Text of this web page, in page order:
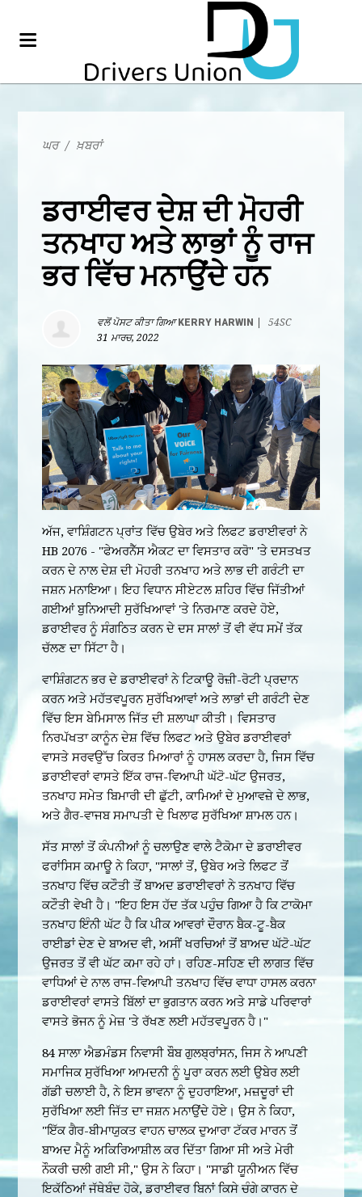
ਘਰ / ਖ਼ਬਰਾਂ
ਡਰਾਈਵਰ ਦੇਸ਼ ਦੀ ਮੋਹਰੀ
ਤਨਖਾਹ ਅਤੇ ਲਾਭਾਂ ਨੂੰ ਰਾਜ
ਭਰ ਵਿੱਚ ਮਨਾਉਂਦੇ ਹਨ
ਵਲੋਂ ਪੋਸਟ ਕੀਤਾ ਗਿਆ KERRY HARWIN
54SC
31 ਮਾਰਚ, 2022
ਅੱਜ, ਵਾਸ਼ਿੰਗਟਨ ਪ੍ਰਾਂਤ ਵਿੱਚ ਉਬੇਰ ਅਤੇ ਲਿਫਟ ਡਰਾਈਵਰਾਂ ਨੇ
HB 2076 - "ਫੇਅਰਨੈੱਸ ਐਕਟ ਦਾ ਵਿਸਤਾਰ ਕਰੋ" 'ਤੇ ਦਸਤਖਤ
ਕਰਨ ਦੇ ਨਾਲ ਦੇਸ਼ ਦੀ ਮੋਹਰੀ ਤਨਖਾਹ ਅਤੇ ਲਾਭ ਦੀ ਗਰੰਟੀ ਦਾ
ਜਸ਼ਨ ਮਨਾਇਆ। ਇਹ ਵਿਧਾਨ ਸੀਏਟਲ ਸ਼ਹਿਰ ਵਿੱਚ ਜਿੱਤੀਆਂ
ਗਈਆਂ ਬੁਨਿਆਦੀ ਸੁਰੱਖਿਆਵਾਂ 'ਤੇ ਨਿਰਮਾਣ ਕਰਦੇ ਹੋਏ,
ਡਰਾਈਵਰ ਨੂੰ ਸੰਗਠਿਤ ਕਰਨ ਦੇ ਦਸ ਸਾਲਾਂ ਤੋਂ ਵੀ ਵੱਧ ਸਮੇਂ ਤੱਕ
ਚੱਲਣ ਦਾ ਸਿੱਟਾ ਹੈ।
ਵਾਸ਼ਿੰਗਟਨ ਭਰ ਦੇ ਡਰਾਈਵਰਾਂ ਨੇ ਟਿਕਾਊ ਰੋਜ਼ੀ-ਰੋਟੀ ਪ੍ਰਦਾਨ
ਕਰਨ ਅਤੇ ਮਹੱਤਵਪੂਰਨ ਸੁਰੱਖਿਆਵਾਂ ਅਤੇ ਲਾਭਾਂ ਦੀ ਗਰੰਟੀ ਦੇਣ
ਵਿੱਚ ਇਸ ਬੇਮਿਸਾਲ ਜਿੱਤ ਦੀ ਸ਼ਲਾਘਾ ਕੀਤੀ। ਵਿਸਤਾਰ
ਨਿਰਪੱਖਤਾ ਕਾਨੂੰਨ ਦੇਸ਼ ਵਿੱਚ ਲਿਫਟ ਅਤੇ ਉਬੇਰ ਡਰਾਈਵਰਾਂ
ਵਾਸਤੇ ਸਰਵਉੱਚ ਕਿਰਤ ਮਿਆਰਾਂ ਨੂੰ ਹਾਸਲ ਕਰਦਾ ਹੈ, ਜਿਸ ਵਿੱਚ
ਡਰਾਈਵਰਾਂ ਵਾਸਤੇ ਇੱਕ ਰਾਜ-ਵਿਆਪੀ ਘੱਟੋ-ਘੱਟ ਉਜਰਤ,
ਤਨਖਾਹ ਸਮੇਤ ਬਿਮਾਰੀ ਦੀ ਛੁੱਟੀ, ਕਾਮਿਆਂ ਦੇ ਮੁਆਵਜ਼ੇ ਦੇ ਲਾਭ,
ਅਤੇ ਗੈਰ-ਵਾਜਬ ਸਮਾਪਤੀ ਦੇ ਖਿਲਾਫ ਸੁਰੱਖਿਆ ਸ਼ਾਮਲ ਹਨ।
ਸੱਤ ਸਾਲਾਂ ਤੋਂ ਕੰਪਨੀਆਂ ਨੂੰ ਚਲਾਉਣ ਵਾਲੇ ਟੈਕੋਮਾ ਦੇ ਡਰਾਈਵਰ
ਫਰਾਂਸਿਸ ਕਮਾਊ ਨੇ ਕਿਹਾ, "ਸਾਲਾਂ ਤੋਂ, ਉਬੇਰ ਅਤੇ ਲਿਫਟ ਤੋਂ
ਤਨਖਾਹ ਵਿੱਚ ਕਟੌਤੀ ਤੋਂ ਬਾਅਦ ਡਰਾਈਵਰਾਂ ਨੇ ਤਨਖਾਹ ਵਿੱਚ
ਕਟੌਤੀ ਵੇਖੀ ਹੈ। "ਇਹ ਇਸ ਹੱਦ ਤੱਕ ਪਹੁੰਚ ਗਿਆ ਹੈ ਕਿ ਟਾਕੋਮਾ
ਤਨਖਾਹ ਇੰਨੀ ਘੱਟ ਹੈ ਕਿ ਪੀਕ ਆਵਰਾਂ ਦੌਰਾਨ ਬੈਕ-ਟੂ-ਬੈਕ
ਰਾਈਡਾਂ ਦੇਣ ਦੇ ਬਾਅਦ ਵੀ, ਅਸੀਂ ਖਰਚਿਆਂ ਤੋਂ ਬਾਅਦ ਘੱਟੋ-ਘੱਟ
ਉਜਰਤ ਤੋਂ ਵੀ ਘੱਟ ਕਮਾ ਰਹੇ ਹਾਂ। ਰਹਿਣ-ਸਹਿਣ ਦੀ ਲਾਗਤ ਵਿੱਚ
ਵਾਧਿਆਂ ਦੇ ਨਾਲ ਰਾਜ-ਵਿਆਪੀ ਤਨਖਾਹ ਵਿੱਚ ਵਾਧਾ ਹਾਸਲ ਕਰਨਾ
ਡਰਾਈਵਰਾਂ ਵਾਸਤੇ ਬਿੱਲਾਂ ਦਾ ਭੁਗਤਾਨ ਕਰਨ ਅਤੇ ਸਾਡੇ ਪਰਿਵਾਰਾਂ
ਵਾਸਤੇ ਭੋਜਨ ਨੂੰ ਮੇਜ਼ 'ਤੇ ਰੱਖਣ ਲਈ ਮਹੱਤਵਪੂਰਨ ਹੈ।"
84 ਸਾਲਾ ਐਡਮੰਡਸ ਨਿਵਾਸੀ ਬੌਬ ਗੁਲਬ੍ਰਾਂਸਨ, ਜਿਸ ਨੇ ਆਪਣੀ
ਸਮਾਜਿਕ ਸੁਰੱਖਿਆ ਆਮਦਨੀ ਨੂੰ ਪੂਰਾ ਕਰਨ ਲਈ ਉਬੇਰ ਲਈ
ਗੱਡੀ ਚਲਾਈ ਹੈ, ਨੇ ਇਸ ਭਾਵਨਾ ਨੂੰ ਦੁਹਰਾਇਆ, ਮਜ਼ਦੂਰਾਂ ਦੀ
ਸੁਰੱਖਿਆ ਲਈ ਜਿੱਤ ਦਾ ਜਸ਼ਨ ਮਨਾਉਂਦੇ ਹੋਏ। ਉਸ ਨੇ ਕਿਹਾ,
"ਇੱਕ ਗੈਰ-ਬੀਮਾਯੁਕਤ ਵਾਹਨ ਚਾਲਕ ਦੁਆਰਾ ਟੱਕਰ ਮਾਰਨ ਤੋਂ
ਬਾਅਦ ਮੈਨੂੰ ਅਕਿਰਿਆਸ਼ੀਲ ਕਰ ਦਿੱਤਾ ਗਿਆ ਸੀ ਅਤੇ ਮੇਰੀ
ਨੌਕਰੀ ਚਲੀ ਗਈ ਸੀ," ਉਸ ਨੇ ਕਿਹਾ। "ਸਾਡੀ ਯੂਨੀਅਨ ਵਿੱਚ
ਇਕੱਠਿਆਂ ਜੱਥੇਬੰਦ ਹੋਕੇ, ਡਰਾਈਵਰ ਬਿਨਾਂ ਕਿਸੇ ਚੰਗੇ ਕਾਰਨ ਦੇ